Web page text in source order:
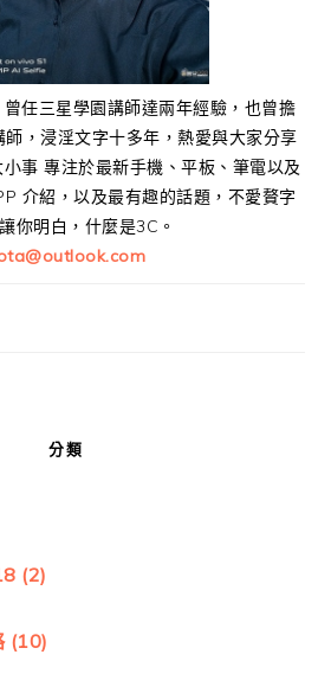
任三星學園講師達兩年經驗，也曾擔
，浸淫文字十多年，熱愛與大家分享
事 專注於最新手機、平板、筆電以及
介紹，以及最有趣的話題，不愛贅字
你明白，什麼是3C。
分類
(2)
(10)